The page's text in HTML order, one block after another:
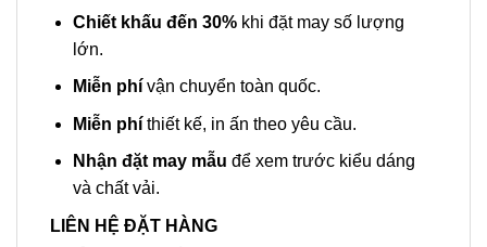
Chiết khấu đến 30%khi đặt may số lượng
lớn.
Miễn phí vận chuyển toàn quốc.
Miễn phíthiết kế, in ấn theo yêu cầu.
Nhận đặt may mẫu để xem trước kiểu dáng
và chất vải.
LIÊN HỆ ĐẶT HÀNG